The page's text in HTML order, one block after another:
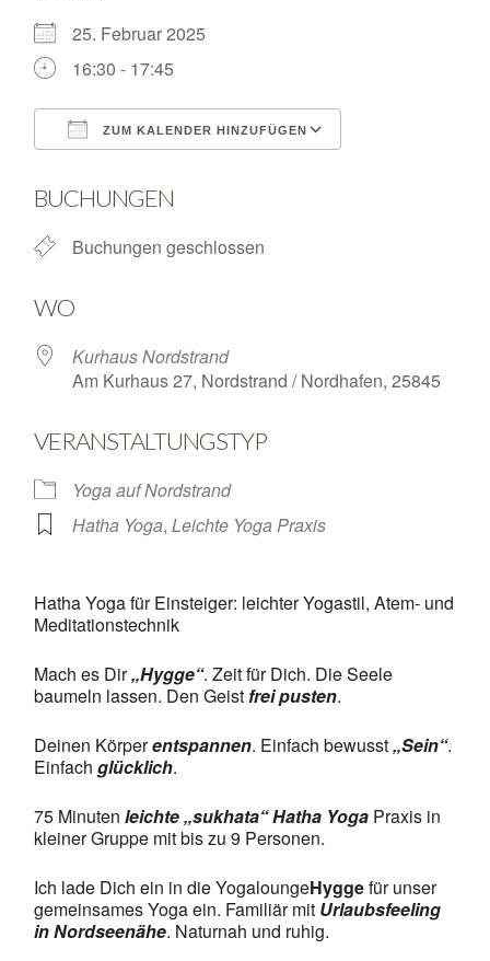
25. Februar 2025
16:30 - 17:45
ZUM KALENDER HINZUFÜGEN
BUCHUNGEN
Buchungen geschlossen
WO
Kurhaus Nordstrand
Am Kurhaus 27, Nordstrand / Nordhafen, 25845
VERANSTALTUNGSTYP
Yoga auf Nordstrand
Hatha Yoga,Leichte Yoga Praxis
Hatha Yoga für Einsteiger: leichter Yogastil, Atem- und
Meditationstechnik
Mach es Dir„Hygge“. Zeit für Dich. Die Seele
baumeln lassen. Den Geist frei pusten.
Deinen Körperentspannen. Einfach bewusst„Sein“.
Einfachglücklich.
75 Minutenleichte „sukhata“ Hatha Yoga Praxis in
kleiner Gruppe mit bis zu 9 Personen.
Ich lade Dich ein in die YogaloungeHyggefür unser
gemeinsames Yoga ein. Familiär mit Urlaubsfeeling
in Nordseenähe. Naturnah und ruhig.